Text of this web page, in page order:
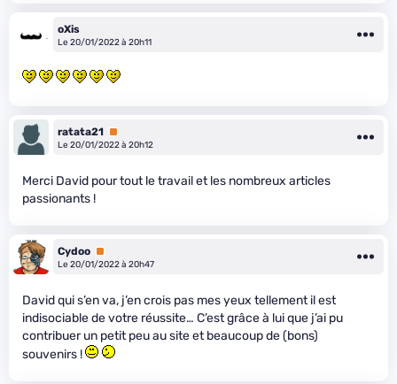
oXis
Le 20/01/2022 à 20h11
ratata21 Premium
Le 20/01/2022 à 20h12
Merci David pour tout le travail et les nombreux articles
passionants !
Cydoo Premium
Le 20/01/2022 à 20h47
David qui s’en va, j’en crois pas mes yeux tellement il est
indisociable de votre réussite… C’est grâce à lui que j’ai pu
contribuer un petit peu au site et beaucoup de (bons)
souvenirs !